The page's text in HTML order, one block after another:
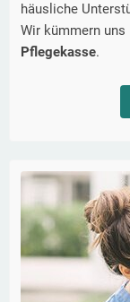
häusliche
Wir kümmern uns
Pflegekasse.